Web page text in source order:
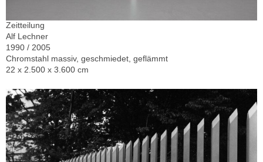
Zeitteilung
Alf Lechner
1990 / 2005
Chromstahl massiv, geschmiedet, geflämmt
22 x 2.500 x 3.600 cm